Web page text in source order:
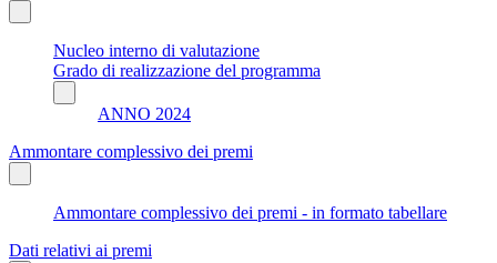
Nucleo interno di valutazione
Grado di realizzazione del programma
ANNO 2024
Ammontare complessivo dei premi
Ammontare complessivo dei premi - in formato tabellare
Dati relativi ai premi